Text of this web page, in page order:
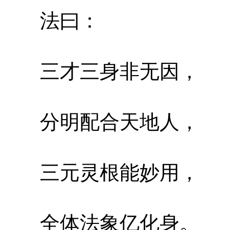
法曰：
三才三身非无因，
分明配合天地人，
三元灵根能妙用，
全体法象亿化身。